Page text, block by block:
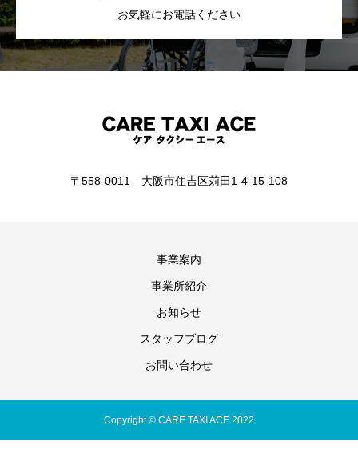
お気軽にお電話ください
〒558-0011 大阪市住吉区苅田1-4-15-108
事業案内
事業所紹介
お知らせ
スタッフブログ
お問い合わせ
Copyright © CARE TAXI ACE 2022